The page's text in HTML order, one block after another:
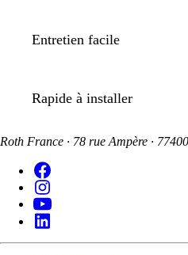
Entretien facile
Rapide à installer
Roth France · 78 rue Ampère ·